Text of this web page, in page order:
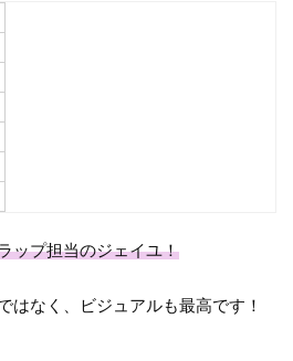
ップ担当のジェイユ！
はなく、ビジュアルも最高です！